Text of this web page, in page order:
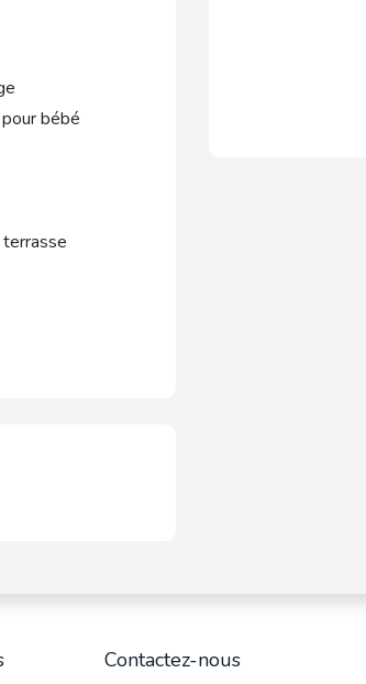
bébé
terrasse
Contactez-nous